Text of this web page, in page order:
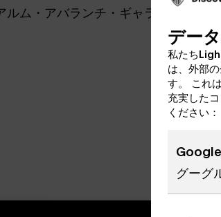
ルム・アバランチ・ギャラリー
デー
私たち
は、外部
す。 これ
充実した
ください：
グーグ